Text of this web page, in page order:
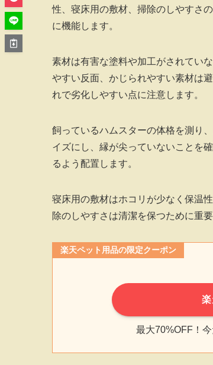
性、寝床用の敷材、掃除のしやすさ
に機能します。
素材は有害な塗料や加工がされてい
やすい反面、かじられやすい素材は
れで劣化しやすい点に注意します。
飼っているハムスターの体格を測り
イズにし、縁が尖っていないことを
るよう配置します。
寝床用の敷材はホコリが少なく保温
除のしやすさは清潔を保つために重
楽天ペット用品の限定クーポン
最大70%OFF！